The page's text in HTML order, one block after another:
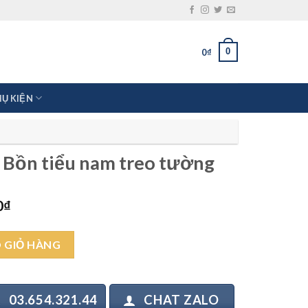
0₫ 0
KIỆN
Bồn tiểu nam treo tường
₫
tại
là:
6.900.000₫.
tường số lượng
GIỎ HÀNG
03.654.321.44 CHAT ZALO